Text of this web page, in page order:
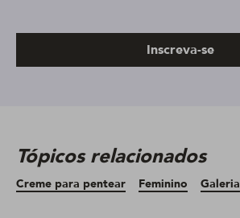
Inscreva-se
Tópicos relacionados
Creme para pentear Feminino Galeria